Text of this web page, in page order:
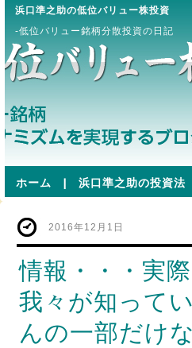
浜口準之助の低位バリュー株投資
-低位バリュー銘柄分散投資の日記
ホーム | 浜口準之助の投資法
2016年12月1日
情報・・・実
我々が知って
んの一部だけ